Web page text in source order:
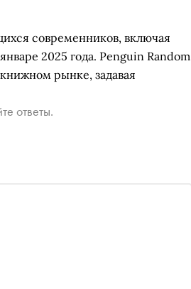
современников, включая
2025 года. Penguin Random
рынке, задавая
ответы.